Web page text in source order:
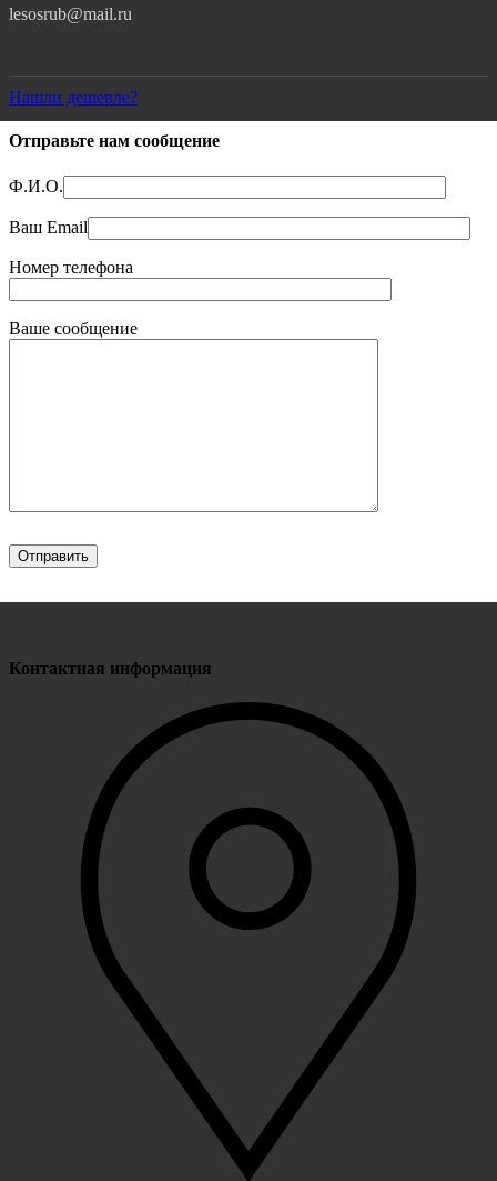
lesosrub@mail.ru
Нашли дешевле?
Отправьте нам сообщение
Ф.И.О.
Ваш Email
Номер телефона
Ваше сообщение
Контактная информация